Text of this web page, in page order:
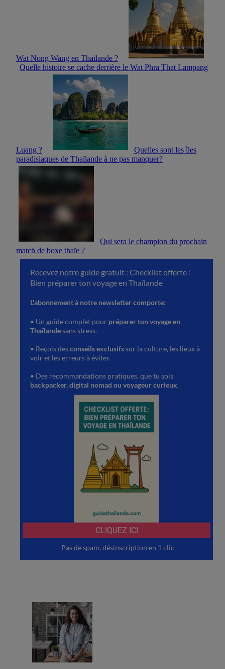
Wat Nong Wang en Thaïlande ?
Quelle histoire se cache derrière le Wat Phra That Lampang
Luang ?
Quelles sont les îles
paradisiaques de Thaïlande à ne pas manquer?
Qui sera le champion du prochain
match de boxe thaïe ?